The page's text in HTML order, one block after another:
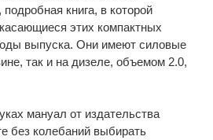
книга, в которой
этих компактных
выпуска. Они имеют силовые
так и на дизеле, объемом 2.0,
мануал от издательства
без колебаний выбирать